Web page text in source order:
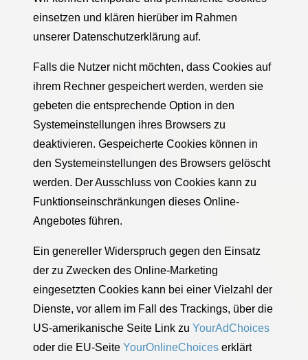
einsetzen und klären hierüber im Rahmen
unserer Datenschutzerklärung auf.
Falls die Nutzer nicht möchten, dass Cookies auf
ihrem Rechner gespeichert werden, werden sie
gebeten die entsprechende Option in den
Systemeinstellungen ihres Browsers zu
deaktivieren. Gespeicherte Cookies können in
den Systemeinstellungen des Browsers gelöscht
werden. Der Ausschluss von Cookies kann zu
Funktionseinschränkungen dieses Online-
Angebotes führen.
Ein genereller Widerspruch gegen den Einsatz
der zu Zwecken des Online-Marketing
eingesetzten Cookies kann bei einer Vielzahl der
Dienste, vor allem im Fall des Trackings, über die
US-amerikanische Seite Link zu YourAdChoices
oder die EU-Seite YourOnlineChoices erklärt